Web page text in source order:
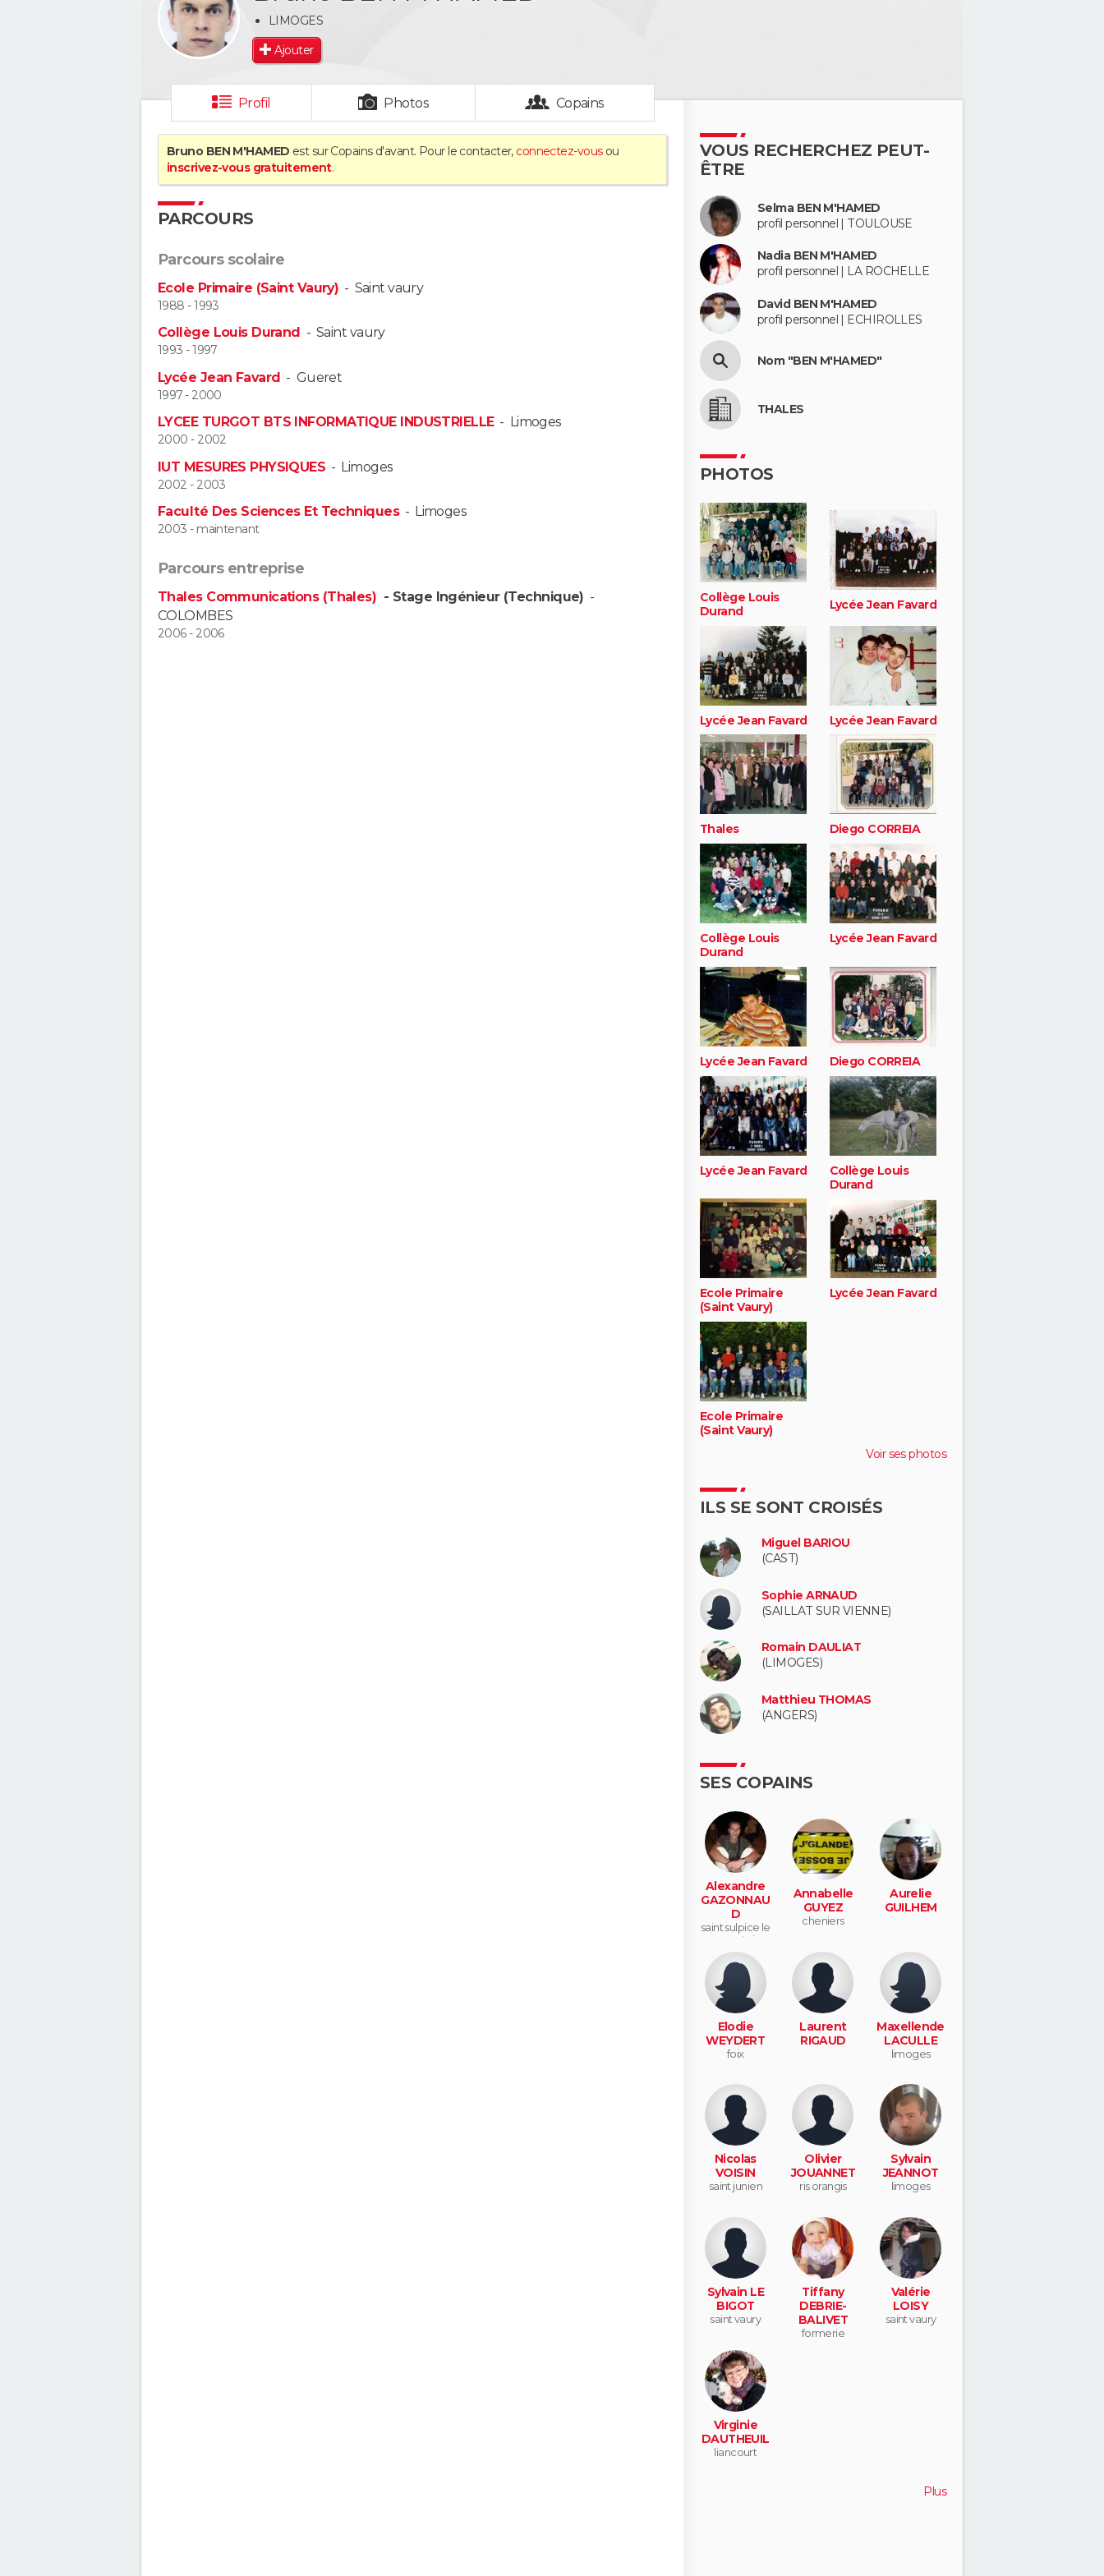
LIMOGES
Ajouter
Profil Photos Copains
Bruno BEN M'HAMED est sur Copains d'avant. Pour le contacter, connectez-vousou
inscrivez-vous gratuitement.
PARCOURS
Parcours scolaire
Ecole Primaire (Saint Vaury) - Saint vaury
1988 - 1993
Collège Louis Durand -Saint vaury
1993 - 1997
Lycée Jean Favard - Gueret
1997 - 2000
LYCEE TURGOT BTS INFORMATIQUE INDUSTRIELLE- Limoges
2000 - 2002
IUT MESURES PHYSIQUES - Limoges
2002 - 2003
Faculté Des Sciences Et Techniques- Limoges
2003 - maintenant
Parcours entreprise
Thales Communications (Thales) - Stage Ingénieur (Technique) -
COLOMBES
2006 - 2006
VOUS RECHERCHEZ PEUT-
ÊTRE
Selma BEN M'HAMED
profil personnel | TOULOUSE
Nadia BEN M'HAMED
profil personnel | LA ROCHELLE
David BEN M'HAMED
profil personnel | ECHIROLLES
Nom "BEN M'HAMED"
THALES
PHOTOS
Collège Louis
Durand
Lycée Jean Favard
Lycée Jean Favard Lycée Jean Favard
Thales Diego CORREIA
Collège Louis
Durand
Lycée Jean Favard
Lycée Jean Favard Diego CORREIA
Lycée Jean Favard
Collège Louis
Durand
Ecole Primaire
(Saint Vaury)
Lycée Jean Favard
Ecole Primaire
(Saint Vaury)
Voir ses photos
ILS SE SONT CROISÉS
Miguel BARIOU
(CAST)
Sophie ARNAUD
(SAILLAT SUR VIENNE)
Romain DAULIAT
(LIMOGES)
Matthieu THOMAS
(ANGERS)
SES COPAINS
Alexandre
GAZONNAU
D
saint sulpice le
gueretois
Annabelle
GUYEZ
cheniers
Aurelie
GUILHEM
Elodie
WEYDERT
foix
Laurent
RIGAUD
Maxellende
LACULLE
limoges
Nicolas
VOISIN
saint junien
Olivier
JOUANNET
ris orangis
Sylvain
JEANNOT
limoges
Sylvain LE
BIGOT
saint vaury
Tiffany
DEBRIE-
BALIVET
formerie
Valérie
LOISY
saint vaury
Virginie
DAUTHEUIL
liancourt
Plus